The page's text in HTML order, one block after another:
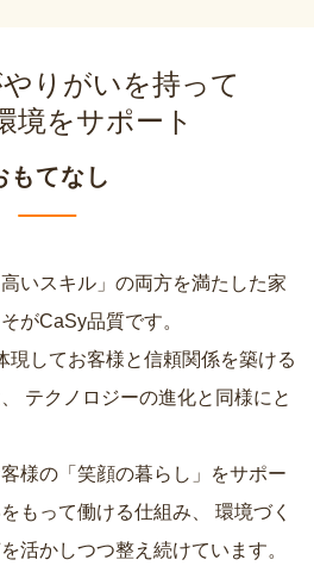
りがいを持って
境をサポート
もてなし
いスキル」の両方を満たした家
がCaSy品質です。
現してお客様と信頼関係を築ける
様の「笑顔の暮らし」をサポー
もって働ける仕組み、
活かしつつ整え続けています。